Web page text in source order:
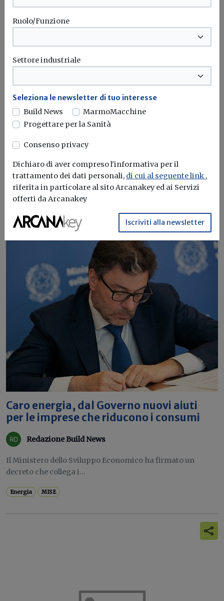
Green new deal italiano: al via il
programma di investimenti del MiSE
da 750 milioni di euro
Dalle ore 10 del 17 novembre 2022 tutte le imprese che
Green New Deal MISE Imprese Economia circolare ...
Caro energia, dal Governo nuovi aiuti
per le imprese che riducono i consumi
Redazione Build News
Il Ministero dello Sviluppo Economico ha firmato un
decreto che collega i...
Energia MISE
Ruolo/Funzione
Settore industriale
Seleziona le newsletter di tuo interesse
Build News
MarmoMacchine
Progettare per la Sanità
Consenso privacy
Dichiaro di aver compreso l'informativa per il
trattamento dei dati personali, di cui al seguente link ,
riferita in particolare al sito Arcanakey ed ai Servizi
offerti da Arcanakey
Iscriviti alla newsletter